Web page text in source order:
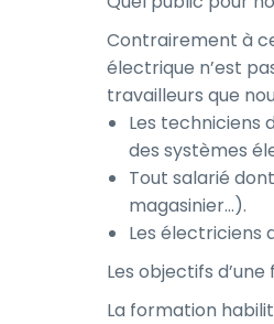
Contrairement à
électrique n’est
travailleurs que
Les techniciens
des systèmes
Tout salarié
magasinier…).
Les électriciens
Les objectifs
La formation